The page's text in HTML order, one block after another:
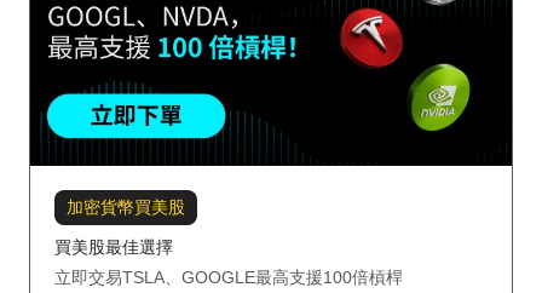
加密貨幣買美股
買美股最佳選擇
立即交易TSLA、GOOGLE最高支援100倍槓桿